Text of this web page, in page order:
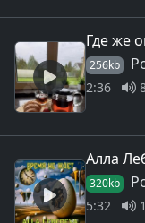
Где же
256kb
2:36
Алла
320kb
5:32